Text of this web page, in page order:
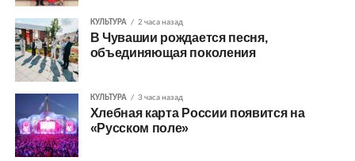
КУЛЬТУРА 2 часа назад
В Чувашии рождается песня,
объединяющая поколения
КУЛЬТУРА 3 часа назад
Хлебная карта России появится на
«Русском поле»